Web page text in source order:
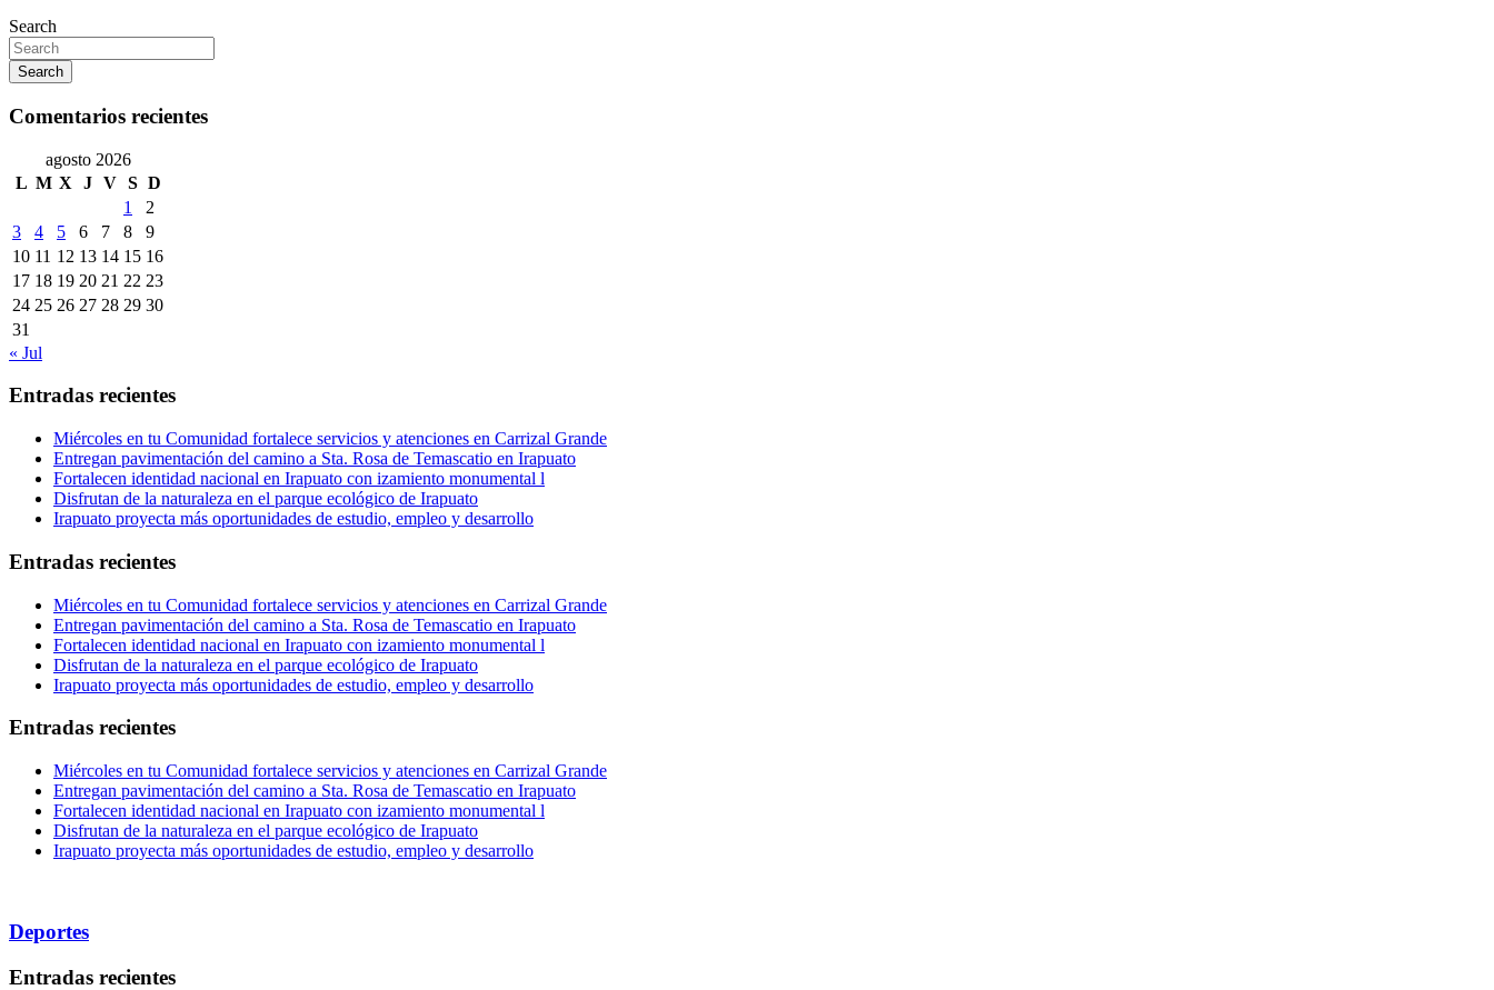
Search
Search
Comentarios recientes
agosto 2026
L M X J V S D
1
2
3
4 5 6 7 8
9
10 11 12 13 14 15 16
17 18 19 20 21 22 23
24 25 26 27 28 29 30
31
« Jul
Entradas recientes
Miércoles en tu Comunidad fortalece servicios y atenciones en Carrizal Grande
Entregan pavimentación del camino a Sta. Rosa de Temascatio en Irapuato
Fortalecen identidad nacional en Irapuato con izamiento monumental l
Disfrutan de la naturaleza en el parque ecológico de Irapuato
Irapuato proyecta más oportunidades de estudio, empleo y desarrollo
Entradas recientes
Miércoles en tu Comunidad fortalece servicios y atenciones en Carrizal Grande
Entregan pavimentación del camino a Sta. Rosa de Temascatio en Irapuato
Fortalecen identidad nacional en Irapuato con izamiento monumental l
Disfrutan de la naturaleza en el parque ecológico de Irapuato
Irapuato proyecta más oportunidades de estudio, empleo y desarrollo
Entradas recientes
Miércoles en tu Comunidad fortalece servicios y atenciones en Carrizal Grande
Entregan pavimentación del camino a Sta. Rosa de Temascatio en Irapuato
Fortalecen identidad nacional en Irapuato con izamiento monumental l
Disfrutan de la naturaleza en el parque ecológico de Irapuato
Irapuato proyecta más oportunidades de estudio, empleo y desarrollo
Deportes
Entradas recientes